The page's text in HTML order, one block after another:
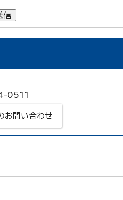
信
0511
お問い合わせ